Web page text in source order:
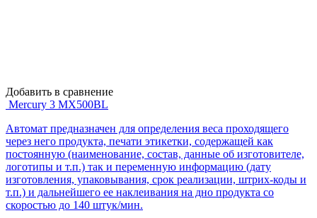
Добавить в сравнение
Mercury 3 MX500BL
Автомат предназначен для определения веса проходящего
через него продукта, печати этикетки, содержащей как
постоянную (наименование, состав, данные об изготовителе,
логотипы и т.п.) так и переменную информацию (дату
изготовления, упаковывания, срок реализации, штрих-коды и
т.п.) и дальнейшего ее наклеивания на дно продукта со
скоростью до 140 штук/мин.